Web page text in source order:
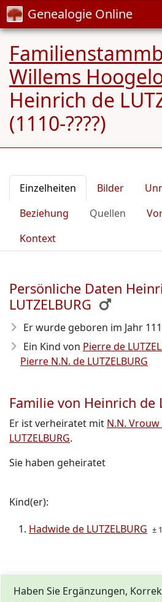
Genealogie Online
Willems
Heinrich de
(1110-????)
Einzelheiten Bilder
Beziehung
Quellen
Kontext
Persönliche Daten
LUTZELBURG
Er wurde geboren im Jahr
Ein Kind von Pierre de
Pierre N.N. de LUTZELBURG
Familie von Heinrich de
Er ist verheiratet mit N.N.
LUTZELBURG.
Sie haben geheiratet
Kind(er):
Hadwide de LUTZELBURG ±
Haben Sie Ergänzungen,